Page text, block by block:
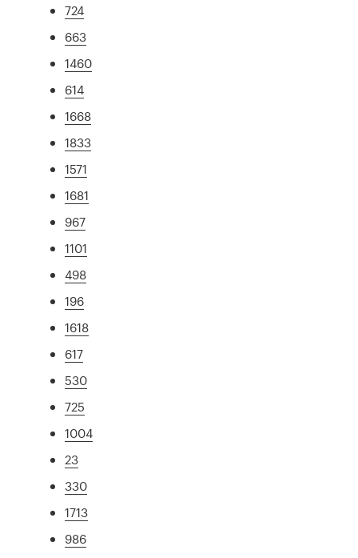
724
663
1460
614
1668
1833
1571
1681
967
1101
498
196
1618
617
530
725
1004
23
330
1713
986